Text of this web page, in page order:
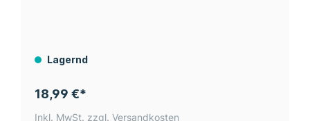
Lagernd
18,99 €*
Inkl. MwSt. zzgl. Versandkosten